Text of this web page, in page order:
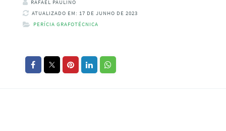
RAFAEL PAULINO
ATUALIZADO EM: 17 DE JUNHO DE 2023
PERÍCIA GRAFOTÉCNICA